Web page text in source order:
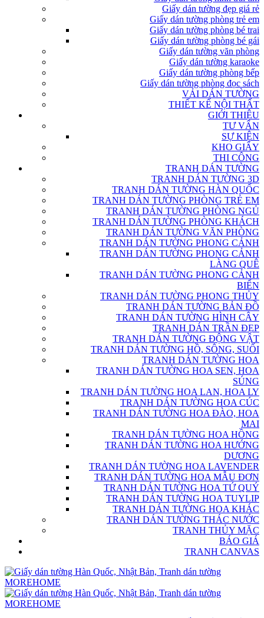
Giấy dán tường đẹp giá rẻ
Giấy dán tường phòng trẻ em
Giấy dán tường phòng bé trai
Giấy dán tường phòng bé gái
Giấy dán tường văn phòng
Giấy dán tường karaoke
Giấy dán tường phòng bếp
Giấy dán tường phòng đọc sách
VẢI DÁN TƯỜNG
THIẾT KẾ NỘI THẤT
GIỚI THIỆU
TƯ VẤN
SỰ KIỆN
KHO GIẤY
THI CÔNG
TRANH DÁN TƯỜNG
TRANH DÁN TƯỜNG 3D
TRANH DÁN TƯỜNG HÀN QUỐC
TRANH DÁN TƯỜNG PHÒNG TRẺ EM
TRANH DÁN TƯỜNG PHÒNG NGỦ
TRANH DÁN TƯỜNG PHÒNG KHÁCH
TRANH DÁN TƯỜNG VĂN PHÒNG
TRANH DÁN TƯỜNG PHONG CẢNH
TRANH DÁN TƯỜNG PHONG CẢNH
LÀNG QUÊ
TRANH DÁN TƯỜNG PHONG CẢNH
BIỂN
TRANH DÁN TƯỜNG PHONG THỦY
TRANH DÁN TƯỜNG BẢN ĐỒ
TRANH DÁN TƯỜNG HÌNH CÂY
TRANH DÁN TRẦN ĐẸP
TRANH DÁN TƯỜNG ĐỘNG VẬT
TRANH DÁN TƯỜNG HỒ, SÔNG, SUỐI
TRANH DÁN TƯỜNG HOA
TRANH DÁN TƯỜNG HOA SEN, HOA
SÚNG
TRANH DÁN TƯỜNG HOA LAN, HOA LY
TRANH DÁN TƯỜNG HOA CÚC
TRANH DÁN TƯỜNG HOA ĐÀO, HOA
MAI
TRANH DÁN TƯỜNG HOA HỒNG
TRANH DÁN TƯỜNG HOA HƯỚNG
DƯƠNG
TRANH DÁN TƯỜNG HOA LAVENDER
TRANH DÁN TƯỜNG HOA MẪU ĐƠN
TRANH DÁN TƯỜNG HOA TỨ QUÝ
TRANH DÁN TƯỜNG HOA TUYLIP
TRANH DÁN TƯỜNG HOA KHÁC
TRANH DÁN TƯỜNG THÁC NƯỚC
TRANH THỦY MẶC
BÁO GIÁ
TRANH CANVAS